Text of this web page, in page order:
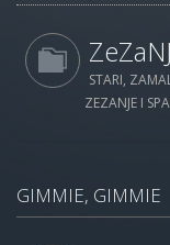
STARI,
ZEZANJE I
GIMMIE, GIMMIE